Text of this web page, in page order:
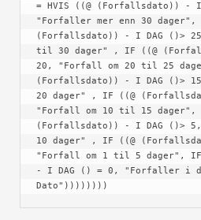
= HVIS ((@ (Forfallsdato)) - I
"Forfaller mer enn 30 dager",
(Forfallsdato)) - I DAG ()>
til 30 dager" , IF ((@
20, "Forfall om 20 til 25
(Forfallsdato)) - I DAG ()>
20 dager" , IF ((@
"Forfall om 10 til 15 dager",
(Forfallsdato)) - I DAG ()>
10 dager" , IF ((@
"Forfall om 1 til 5 dager",
- I DAG () = 0, "Forfaller i
Dato"))))))))